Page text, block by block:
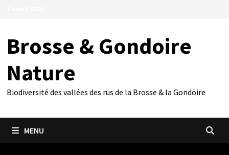
Brosse & Gondoire
Nature
Biodiversité des vallées des rus de la Brosse & la Gondoire
MENU